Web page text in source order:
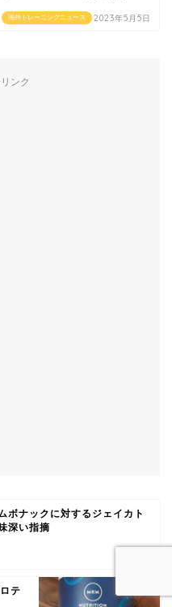
海外トレーニングニュース 2023年5月5日
ンク
ボナックに対するジェイカト
深い指摘
テ